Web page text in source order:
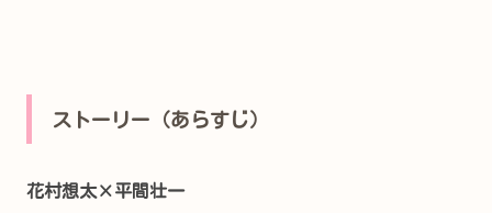
ストーリー（あらすじ）
花村想太×平間壮一